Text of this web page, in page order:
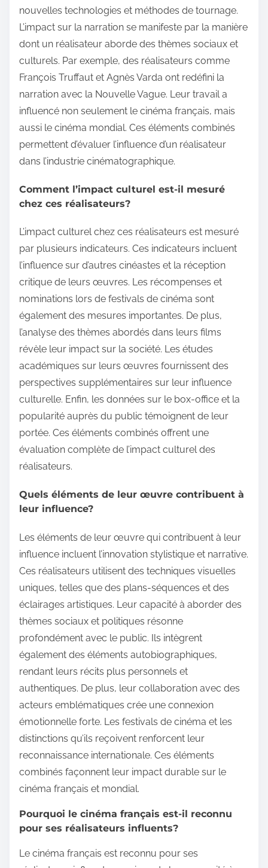
nouvelles technologies et méthodes de tournage.
L’impact sur la narration se manifeste par la manière
dont un réalisateur aborde des thèmes sociaux et
culturels. Par exemple, des réalisateurs comme
François Truffaut et Agnès Varda ont redéfini la
narration avec la Nouvelle Vague. Leur travail a
influencé non seulement le cinéma français, mais
aussi le cinéma mondial. Ces éléments combinés
permettent d’évaluer l’influence d’un réalisateur
dans l’industrie cinématographique.
Comment l’impact culturel est-il mesuré
chez ces réalisateurs?
L’impact culturel chez ces réalisateurs est mesuré
par plusieurs indicateurs. Ces indicateurs incluent
l’influence sur d’autres cinéastes et la réception
critique de leurs œuvres. Les récompenses et
nominations lors de festivals de cinéma sont
également des mesures importantes. De plus,
l’analyse des thèmes abordés dans leurs films
révèle leur impact sur la société. Les études
académiques sur leurs œuvres fournissent des
perspectives supplémentaires sur leur influence
culturelle. Enfin, les données sur le box-office et la
popularité auprès du public témoignent de leur
portée. Ces éléments combinés offrent une
évaluation complète de l’impact culturel des
réalisateurs.
Quels éléments de leur œuvre contribuent à
leur influence?
Les éléments de leur œuvre qui contribuent à leur
influence incluent l’innovation stylistique et narrative.
Ces réalisateurs utilisent des techniques visuelles
uniques, telles que des plans-séquences et des
éclairages artistiques. Leur capacité à aborder des
thèmes sociaux et politiques résonne
profondément avec le public. Ils intègrent
également des éléments autobiographiques,
rendant leurs récits plus personnels et
authentiques. De plus, leur collaboration avec des
acteurs emblématiques crée une connexion
émotionnelle forte. Les festivals de cinéma et les
distinctions qu’ils reçoivent renforcent leur
reconnaissance internationale. Ces éléments
combinés façonnent leur impact durable sur le
cinéma français et mondial.
Pourquoi le cinéma français est-il reconnu
pour ses réalisateurs influents?
Le cinéma français est reconnu pour ses